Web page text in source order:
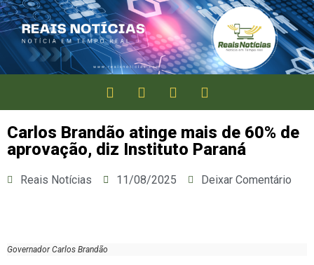
Carlos Brandão atinge mais de 60% de
aprovação, diz Instituto Paraná
Reais Notícias 11/08/2025 Deixar Comentário
Governador Carlos Brandão